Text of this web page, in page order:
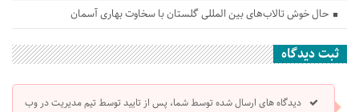
حال خوش تالاب‌های بین المللی گلستان با سخاوت بهاری آسمان
ثبت دیدگاه
دیدگاه های ارسال شده توسط شما، پس از تایید توسط تیم مدیریت در وب